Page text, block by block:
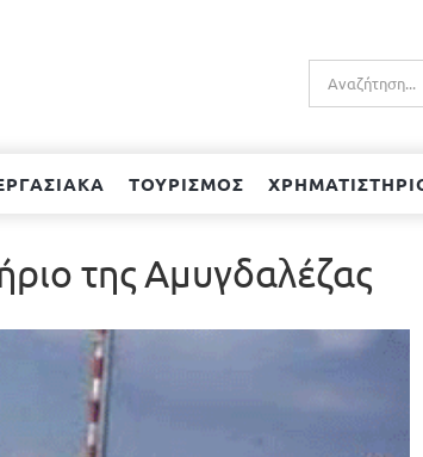
Αναζήτηση
για:
ΤΟΥΡΙΣΜΟΣ
της Αμυγδαλέζας